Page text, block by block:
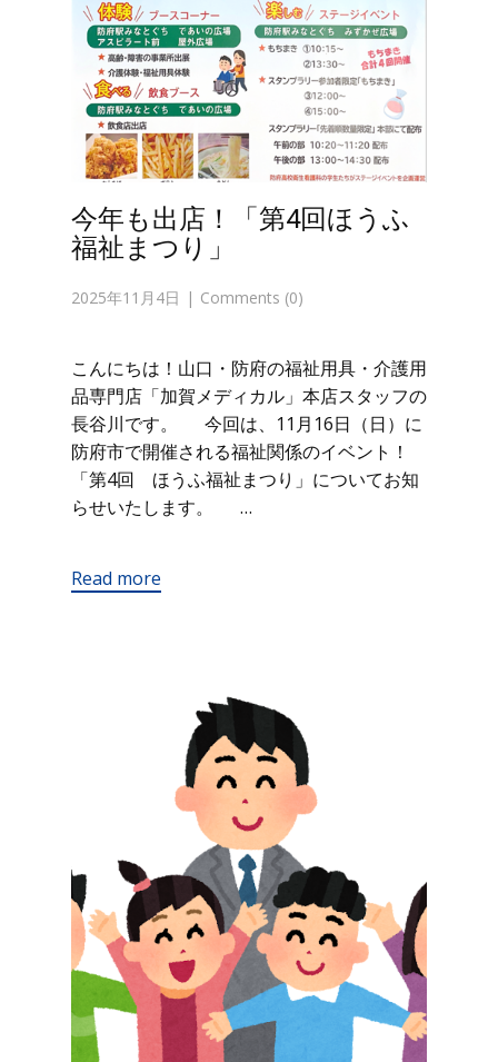
今年も出店！「第4回ほうふ
福祉まつり」
2025年11月4日 Comments (0)
こんにちは！山口・防府の福祉用具・介護用
品専門店「加賀メディカル」本店スタッフの
長谷川です。 今回は、11月16日（日）に
防府市で開催される福祉関係のイベント！
「第4回 ほうふ福祉まつり」についてお知
らせいたします。 …
Read more